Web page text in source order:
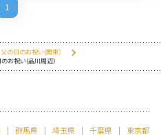
1
父の日のお祝い(関東）
お祝い(品川周辺）
群馬県 埼玉県 千葉県
東京都